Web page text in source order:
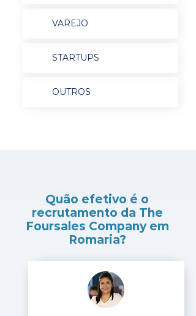
VAREJO
STARTUPS
OUTROS
Quão efetivo é o
recrutamento da The
Foursales Company em
Romaria?